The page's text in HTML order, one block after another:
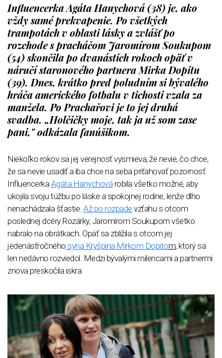
Influencerka Agáta Hanychová (38) je, ako
vždy samé prekvapenie. Po všetkých
trampotách v oblasti lásky a zvlášť po
rozchode s pracháčom Jaromírom Soukupom
(54) skončila po dvanástich rokoch opäť v
náručí staronového partnera Mirka Dopitu
(39). Dnes, krátko pred poludním si bývalého
hráča amerického fotbalu v tichosti vzala za
manžela. Po Prachařovi je to jej druhá
svadba. „Holčičky moje, tak ja už som zase
pani," odkázala fanúšikom.
Niekoľko rokov sa jej verejnosť vysmieva, že nevie, čo chce,
že sa nevie usadiť a iba chce na seba priťahovať pozornosť.
Influencerka Agáta Hanychová robila všetko možné, aby
ukojila svoju túžbu po láske a spokojnej rodine, lenže dlho
nenachádzala šťastie. Až po rozpade vzťahu s otcom
poslednej dcéry Rozárky, Jaromírom Soukupom všetko
nabralo na obrátkach. Opäť sa zblížila s otcom jej
jedenásťročného syna Kryšpina Mirkom Dopitom, ktorý sa
len nedávno rozviedol. Medzi bývalými milencami a partnermi
znova preskočila iskra.